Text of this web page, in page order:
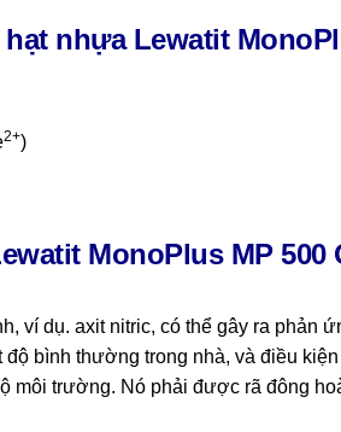
nhựa Lewatit
2+)
MonoPlus MP 500
ví dụ. axit nitric, có thể gây ra phản
bình thường trong nhà, và điều
môi trường. Nó phải được rã đông